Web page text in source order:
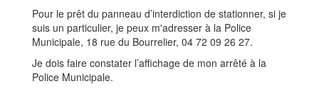
Pour le prêt du panneau d’interdiction de stationner, si je
suis un particulier, je peux m'adresser à la Police
Municipale, 18 rue du Bourrelier, 04 72 09 26 27.
Je dois faire constater l’affichage de mon arrêté à la
Police Municipale.